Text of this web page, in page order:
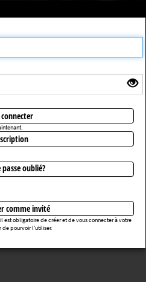
été trouvée
oublié?
comme invité
est obligatoire de créer et de vous connecter à votre
pourvoir l’utiliser.